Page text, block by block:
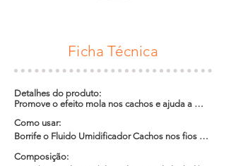
Ficha Técnica
Detalhes do produto:
Promove o efeito mola nos cachos e ajuda a
por muito mais tempo com muita maciez.
Como usar:
Borrife o Fluido Umidificador Cachos nos fios
cachos. Não enxágue.
Composição: